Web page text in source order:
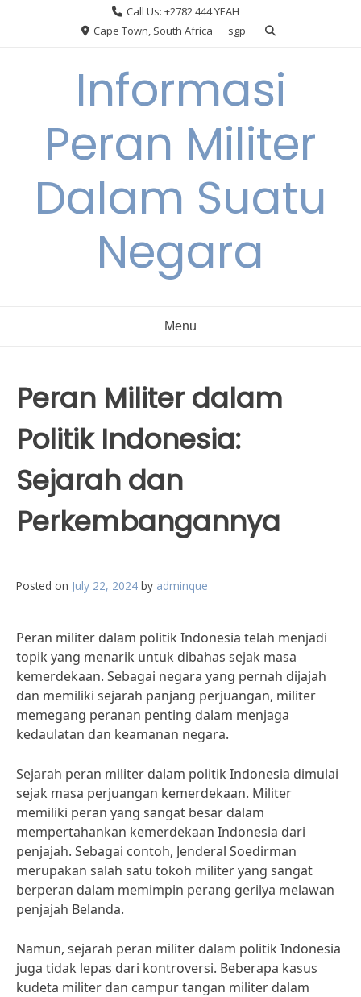
Call Us: +2782 444 YEAH
Cape Town, South Africa
sgp
Informasi
Peran Militer
Dalam Suatu
Negara
Menu
Peran Militer dalam
Politik Indonesia:
Sejarah dan
Perkembangannya
Posted on July 22, 2024 by adminque
Peran militer dalam politik Indonesia telah menjadi
topik yang menarik untuk dibahas sejak masa
kemerdekaan. Sebagai negara yang pernah dijajah
dan memiliki sejarah panjang perjuangan, militer
memegang peranan penting dalam menjaga
kedaulatan dan keamanan negara.
Sejarah peran militer dalam politik Indonesia dimulai
sejak masa perjuangan kemerdekaan. Militer
memiliki peran yang sangat besar dalam
mempertahankan kemerdekaan Indonesia dari
penjajah. Sebagai contoh, Jenderal Soedirman
merupakan salah satu tokoh militer yang sangat
berperan dalam memimpin perang gerilya melawan
penjajah Belanda.
Namun, sejarah peran militer dalam politik Indonesia
juga tidak lepas dari kontroversi. Beberapa kasus
kudeta militer dan campur tangan militer dalam